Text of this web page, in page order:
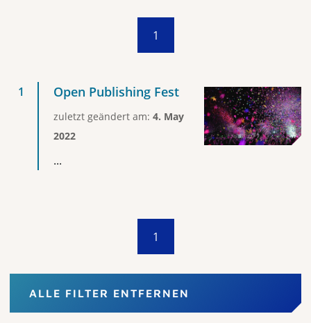
1
Open Publishing Fest
zuletzt geändert am: 4. May
2022
...
1
ALLE FILTER ENTFERNEN